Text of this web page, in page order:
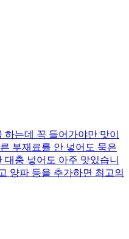
는데 꼭 들어가야만 맛이
부재료를 안 넣어도 묵은
충 넣어도 아주 맛있습니
양파 등을 추가하면 최고의